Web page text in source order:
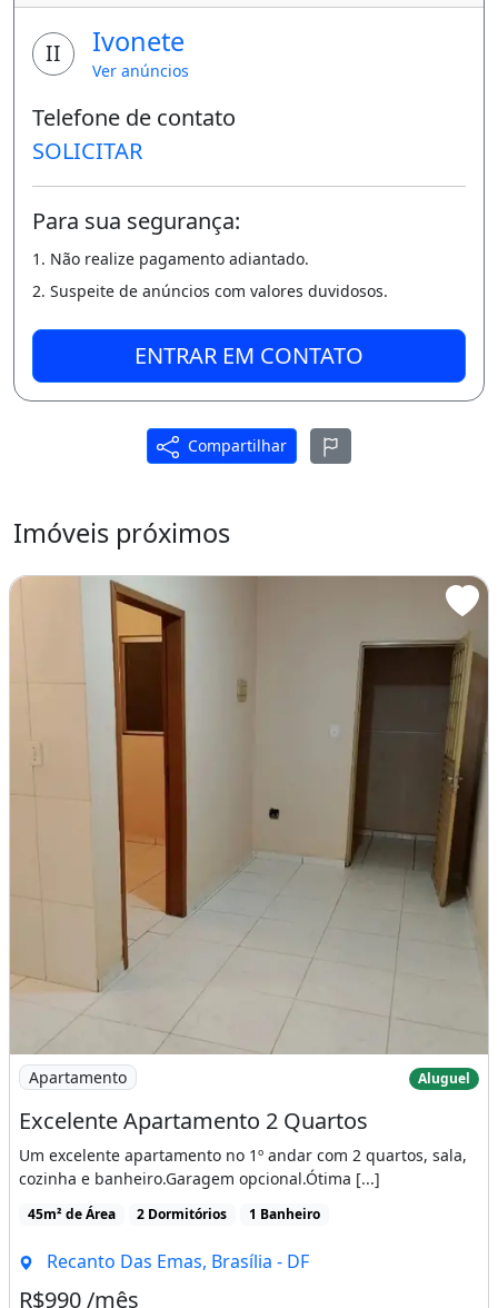
aluguéis.
Sujeito a avaliação cadastral.
Varanda Área de serviço
II Ivonete
Ver anúncios
Telefone de contato
SOLICITAR
Para sua segurança:
1. Não realize pagamento adiantado.
2. Suspeite de anúncios com valores duvidosos.
ENTRAR EM CONTATO
Compartilhar
Imóveis próximos
Imagem: Excelente Apartamento 2 Quartos
Apartamento Aluguel
Excelente Apartamento 2 Quartos
Um excelente apartamento no 1º andar com 2 quartos, sala,
cozinha e banheiro.Garagem opcional.Ótima [...]
45m² de Área 2 Dormitórios 1 Banheiro
Recanto Das Emas, Brasília - DF
R$990 /mês